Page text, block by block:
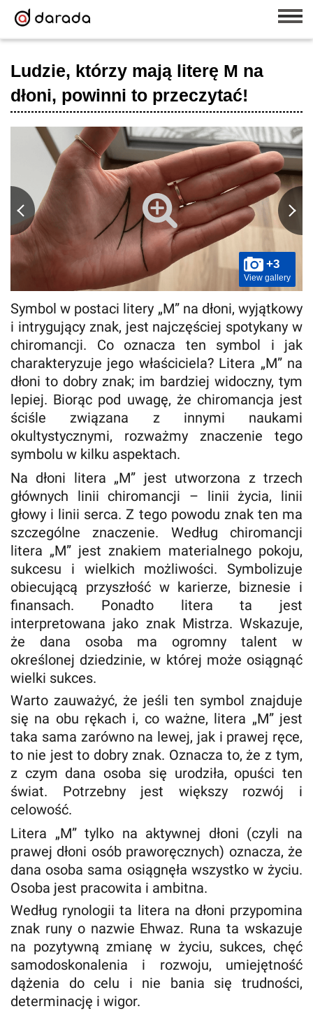
Ludzie, którzy mają literę M na
dłoni, powinni to przeczytać!
+3
View gallery
Symbol w postaci litery „M” na dłoni, wyjątkowy
i intrygujący znak, jest najczęściej spotykany w
chiromancji. Co oznacza ten symbol i jak
charakteryzuje jego właściciela? Litera „M” na
dłoni to dobry znak; im bardziej widoczny, tym
lepiej. Biorąc pod uwagę, że chiromancja jest
ściśle związana z innymi naukami
okultystycznymi, rozważmy znaczenie tego
symbolu w kilku aspektach.
Na dłoni litera „M” jest utworzona z trzech
głównych linii chiromancji – linii życia, linii
głowy i linii serca. Z tego powodu znak ten ma
szczególne znaczenie. Według chiromancji
litera „M” jest znakiem materialnego pokoju,
sukcesu i wielkich możliwości. Symbolizuje
obiecującą przyszłość w karierze, biznesie i
finansach. Ponadto litera ta jest
interpretowana jako znak Mistrza. Wskazuje,
że dana osoba ma ogromny talent w
określonej dziedzinie, w której może osiągnąć
wielki sukces.
Warto zauważyć, że jeśli ten symbol znajduje
się na obu rękach i, co ważne, litera „M” jest
taka sama zarówno na lewej, jak i prawej ręce,
to nie jest to dobry znak. Oznacza to, że z tym,
z czym dana osoba się urodziła, opuści ten
świat. Potrzebny jest większy rozwój i
celowość.
Litera „M” tylko na aktywnej dłoni (czyli na
prawej dłoni osób praworęcznych) oznacza, że
dana osoba sama osiągnęła wszystko w życiu.
Osoba jest pracowita i ambitna.
Według rynologii ta litera na dłoni przypomina
znak runy o nazwie Ehwaz. Runa ta wskazuje
na pozytywną zmianę w życiu, sukces, chęć
samodoskonalenia i rozwoju, umiejętność
dążenia do celu i nie bania się trudności,
determinację i wigor.